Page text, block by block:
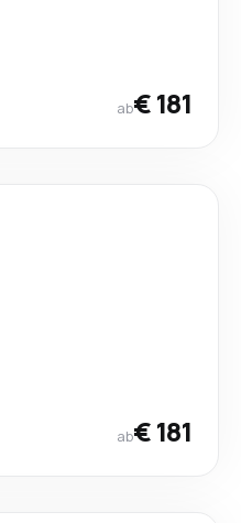
ab€ 181
ab€ 181